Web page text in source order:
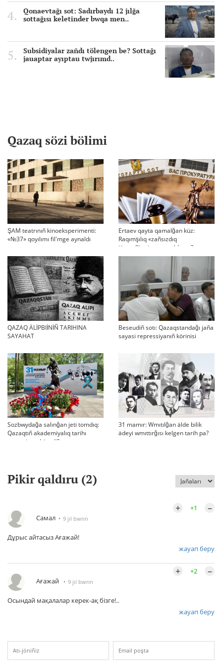
Qonaevtağı sot: Sadırbaydı 12 jılğa
sottağısı keletinder bwqa men..
Subsidiyalar zañdı tölengen be? Sottağı
jauaptar ayıptau twjırımd..
Qazaq sözi bölimi
ŞAM teatrınıñ kinoeksperimenti:
«№37» qoyılımı fil'mge aynaldı
Ertaev qayta qamalğan küz:
Raqımşılıq «zañsızdıq
järmeñkesine» aynaldı ma?
QAZAQ ÄLİPBIİNİÑ TARIHINA
SAYAHAT
Beseudiñ sotı: Qazaqstandağı jaña
sayasi repressiyanıñ körinisi
Sozbwydağa salınğan jeti tomdıq:
Qazaqtıñ akademiyalıq tarihı
qaşan jarıq köredi?
31 mamır: Wmıtılğan älde bilik
ädeyi wmıttırğısı kelgen tarih pa?
Pikir qaldıru (2)
Самал 9 jıl bwrın
+ +1 –
Дұрыс айтасыз Ағажай!
жауап беру
Ағажай 9 jıl bwrın
+ +2 –
Осындай мақалалар керек-ақ бізге!..
жауап беру